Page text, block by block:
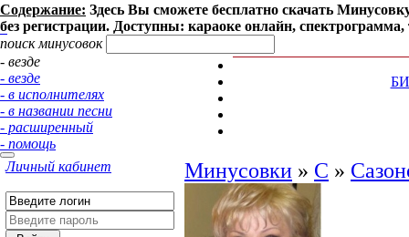
Содержание: Здесь Вы сможете бесплатно cкачать
без регистрации. Доступны: караоке онлайн,
поиск минусовок
- везде
- везде
- в исполнителях
- в названии песни
- расширенный
- помощь
Личный кабинет Минусовки » С »